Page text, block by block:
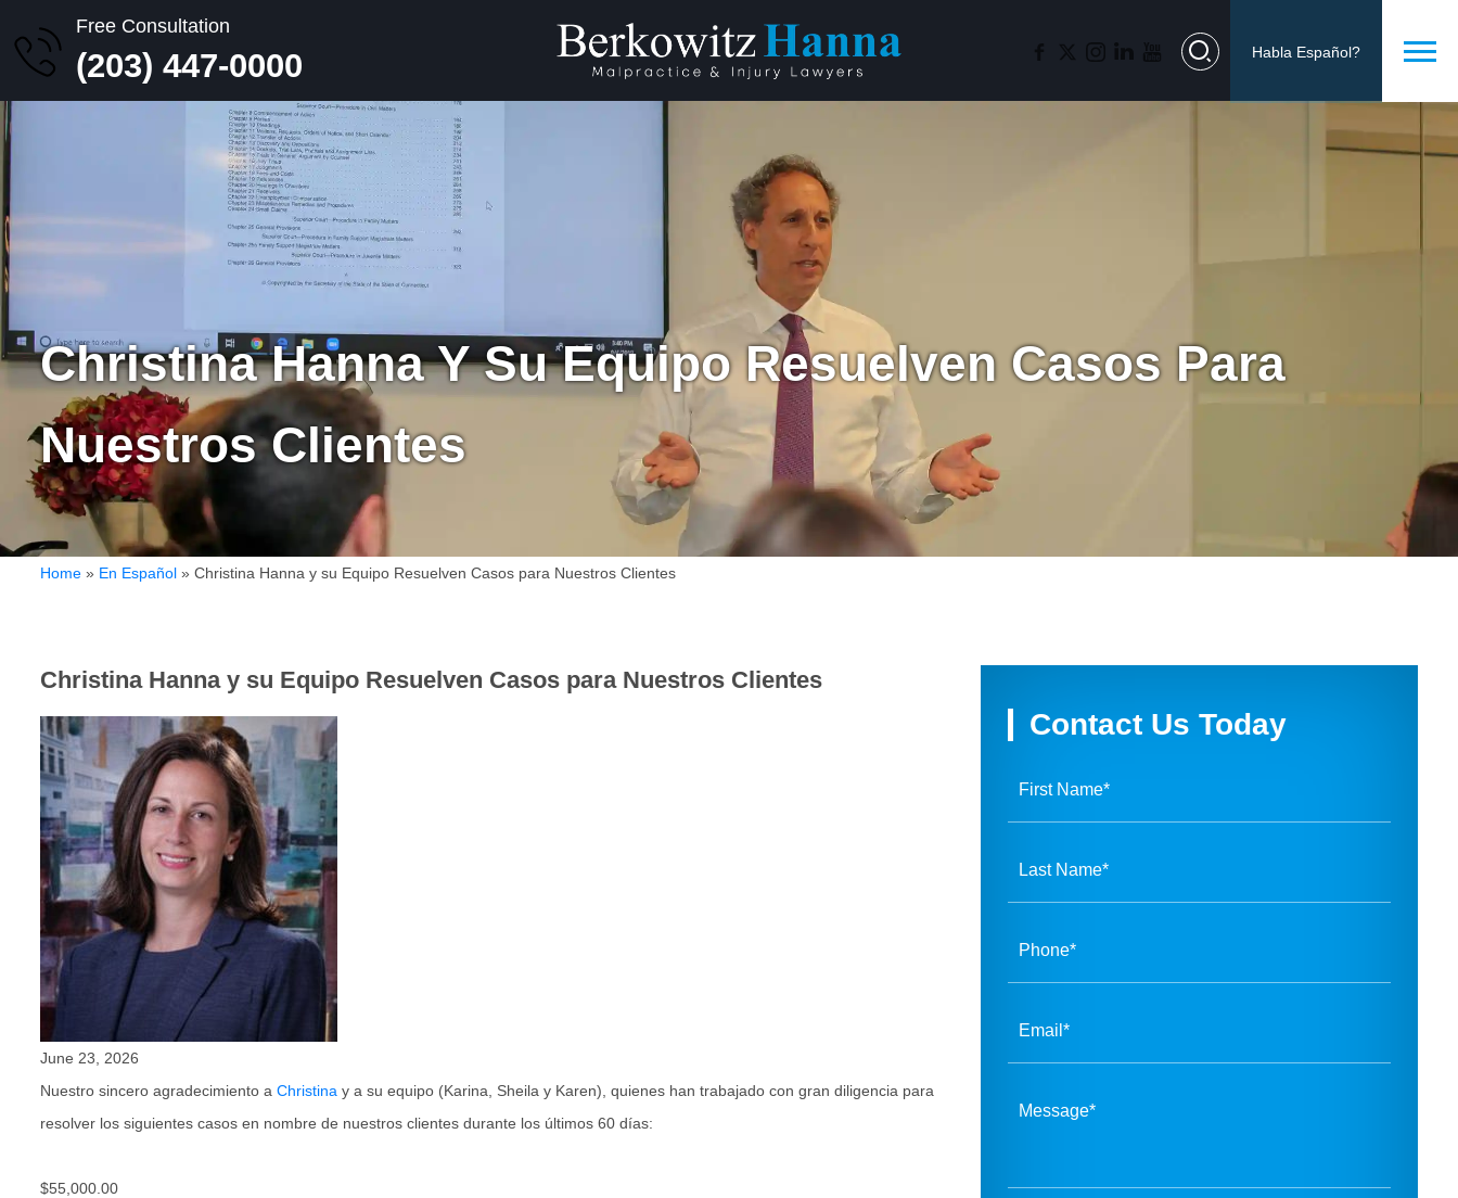
Free Consultation
(203) 447-0000 Habla Español?
Christina Hanna Y Su Equipo Resuelven Casos Para
Nuestros Clientes
Home » En Español » Christina Hanna y su Equipo Resuelven Casos para Nuestros Clientes
Christina Hanna y su Equipo Resuelven Casos para Nuestros Clientes
June 23, 2026
Nuestro sincero agradecimiento a Christina y a su equipo (Karina, Sheila y Karen), quienes han trabajado con gran diligencia para
resolver los siguientes casos en nombre de nuestros clientes durante los últimos 60 días:
$55,000.00
Contact Us Today